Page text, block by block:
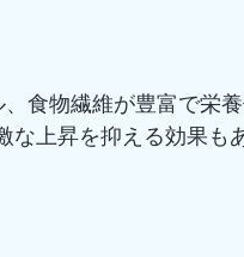
食物繊維が豊富で栄
上昇を抑える効果も